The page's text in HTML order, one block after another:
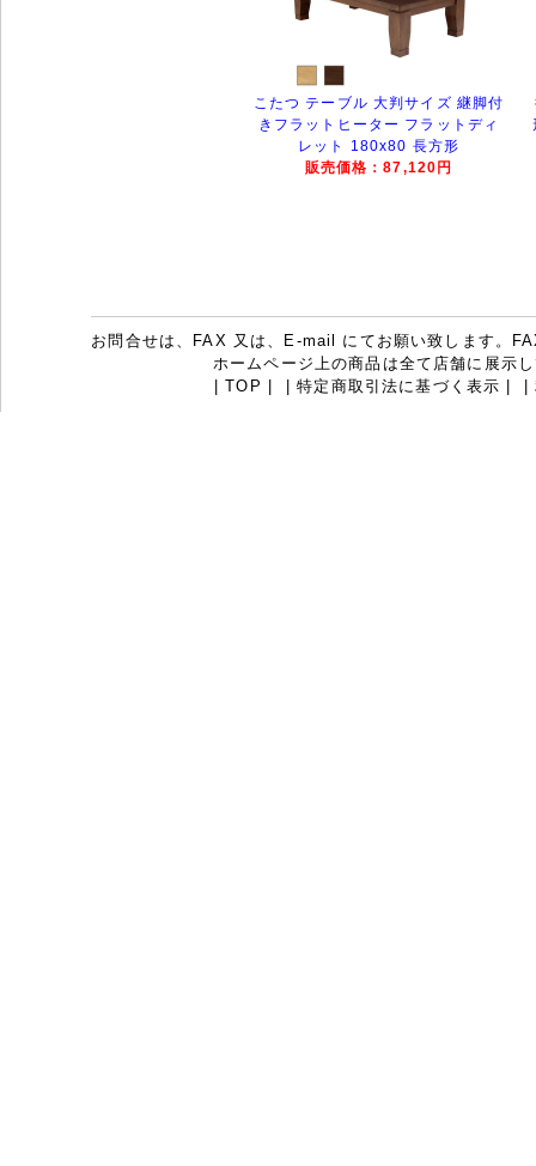
こたつ テーブル 大判サイズ 継脚付
きフラットヒーター フラットディ
レット 180x80 長方形
販売価格：87,120円
お問合せは、FAX 又は、E-mail にてお願い致します。
ホームページ上の商品は全て店舗に展示
|TOP |特定商取引法に基づく表示 |